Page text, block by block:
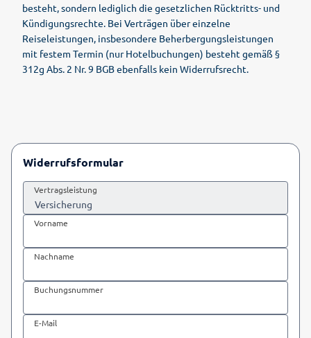
besteht, sondern lediglich die gesetzlichen Rücktritts- und
Kündigungsrechte. Bei Verträgen über einzelne
Reiseleistungen, insbesondere Beherbergungsleistungen
mit festem Termin (nur Hotelbuchungen) besteht gemäß §
312g Abs. 2 Nr. 9 BGB ebenfalls kein Widerrufsrecht.
Widerrufsformular
Vertragsleistung
Vorname
Nachname
Buchungsnummer
E-Mail